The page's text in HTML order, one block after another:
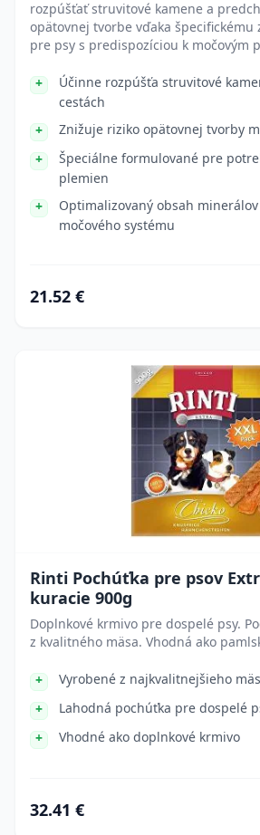
rozpúšťať struvitové kamene a
opätovnej tvorbe vďaka špecifickému
pre psy s predispozíciou k močovým
Účinne rozpúšťa struvitové
cestách
Znižuje riziko opätovnej tvorby
Špeciálne formulované pre
plemien
Optimalizovaný obsah
močového systému
21.52 €
Rinti Pochúťka pre psov
kuracie 900g
Doplnkové krmivo pre dospelé psy.
z kvalitného mäsa. Vhodná ako
Vyrobené z najkvalitnejšieho
Lahodná pochúťka pre dospelé
Vhodné ako doplnkové krmivo
32.41 €